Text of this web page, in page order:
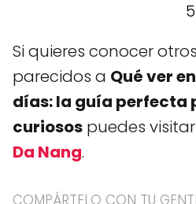
Si quieres conocer
parecidos a Qué ver
días: la guía perfecta
curiosos puedes
Da Nang.
COMPÁRTELO CON TU